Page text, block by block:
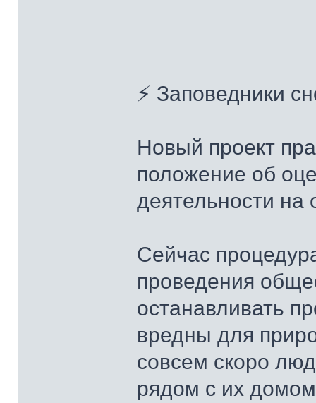
⚡ Заповедники
Новый проект
положение об
деятельности
Сейчас
проведения
останавливать
вредны для
совсем скоро
рядом с их